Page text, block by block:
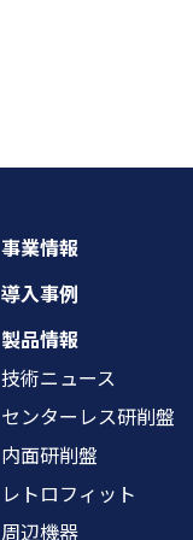
事業情報
導入事例
製品情報
技術ニュース
センターレス研削盤
内面研削盤
レトロフィット
周辺機器